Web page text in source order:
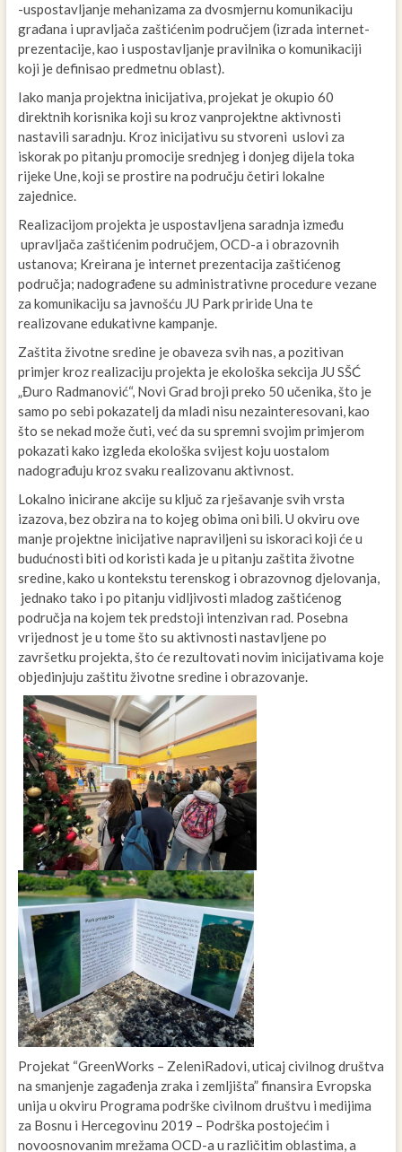
-uspostavljanje mehanizama za dvosmjernu komunikaciju
građana i upravljača zaštićenim područjem (izrada internet-
prezentacije, kao i uspostavljanje pravilnika o komunikaciji
koji je definisao predmetnu oblast).
Iako manja projektna inicijativa, projekat je okupio 60
direktnih korisnika koji su kroz vanprojektne aktivnosti
nastavili saradnju. Kroz inicijativu su stvoreni uslovi za
iskorak po pitanju promocije srednjeg i donjeg dijela toka
rijeke Une, koji se prostire na području četiri lokalne
zajednice.
Realizacijom projekta je uspostavljena saradnja između
upravljača zaštićenim područjem, OCD-a i obrazovnih
ustanova; Kreirana je internet prezentacija zaštićenog
područja; nadograđene su administrativne procedure vezane
za komunikaciju sa javnošću JU Park priride Una te
realizovane edukativne kampanje.
Zaštita životne sredine je obaveza svih nas, a pozitivan
primjer kroz realizaciju projekta je ekološka sekcija JU SŠĆ
„Đuro Radmanović“, Novi Grad broji preko 50 učenika, što je
samo po sebi pokazatelj da mladi nisu nezainteresovani, kao
što se nekad može čuti, već da su spremni svojim primjerom
pokazati kako izgleda ekološka svijest koju uostalom
nadograđuju kroz svaku realizovanu aktivnost.
Lokalno inicirane akcije su ključ za rješavanje svih vrsta
izazova, bez obzira na to kojeg obima oni bili. U okviru ove
manje projektne inicijative napraviljeni su iskoraci koji će u
budućnosti biti od koristi kada je u pitanju zaštita životne
sredine, kako u kontekstu terenskog i obrazovnog djelovanja,
jednako tako i po pitanju vidljivosti mladog zaštićenog
područja na kojem tek predstoji intenzivan rad. Posebna
vrijednost je u tome što su aktivnosti nastavljene po
završetku projekta, što će rezultovati novim inicijativama koje
objedinjuju zaštitu životne sredine i obrazovanje.
Projekat “GreenWorks – ZeleniRadovi, uticaj civilnog društva
na smanjenje zagađenja zraka i zemljišta” finansira Evropska
unija u okviru Programa podrške civilnom društvu i medijima
za Bosnu i Hercegovinu 2019 – Podrška postojećim i
novoosnovanim mrežama OCD-a u različitim oblastima, a